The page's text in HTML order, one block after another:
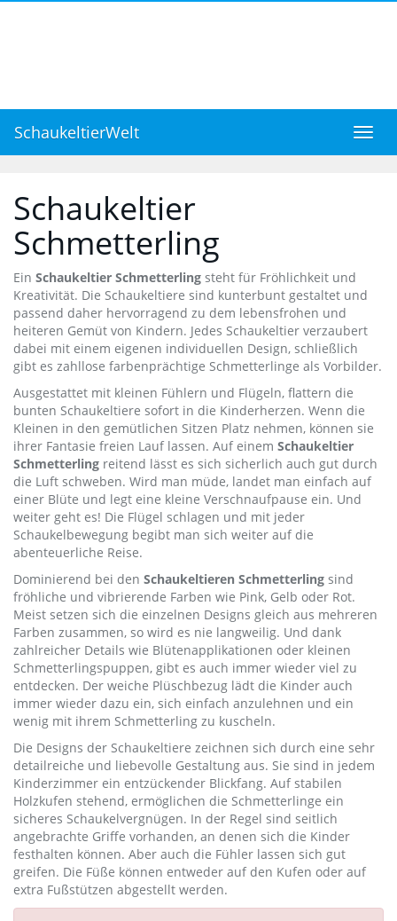
Skip
SchaukeltierWelt
Schaukeltier
Schmetterling
Ein Schaukeltier Schmetterling steht für Fröhlichkeit und
Kreativität. Die Schaukeltiere sind kunterbunt gestaltet und
passend daher hervorragend zu dem lebensfrohen und
heiteren Gemüt von Kindern. Jedes Schaukeltier verzaubert
dabei mit einem eigenen individuellen Design, schließlich
gibt es zahllose farbenprächtige Schmetterlinge als Vorbilder.
Ausgestattet mit kleinen Fühlern und Flügeln, flattern die
bunten Schaukeltiere sofort in die Kinderherzen. Wenn die
Kleinen in den gemütlichen Sitzen Platz nehmen, können sie
ihrer Fantasie freien Lauf lassen. Auf einem Schaukeltier
Schmetterling reitend lässt es sich sicherlich auch gut durch
die Luft schweben. Wird man müde, landet man einfach auf
einer Blüte und legt eine kleine Verschnaufpause ein. Und
weiter geht es! Die Flügel schlagen und mit jeder
Schaukelbewegung begibt man sich weiter auf die
abenteuerliche Reise.
Dominierend bei den Schaukeltieren Schmetterling sind
fröhliche und vibrierende Farben wie Pink, Gelb oder Rot.
Meist setzen sich die einzelnen Designs gleich aus mehreren
Farben zusammen, so wird es nie langweilig. Und dank
zahlreicher Details wie Blütenapplikationen oder kleinen
Schmetterlingspuppen, gibt es auch immer wieder viel zu
entdecken. Der weiche Plüschbezug lädt die Kinder auch
immer wieder dazu ein, sich einfach anzulehnen und ein
wenig mit ihrem Schmetterling zu kuscheln.
Die Designs der Schaukeltiere zeichnen sich durch eine sehr
detailreiche und liebevolle Gestaltung aus. Sie sind in jedem
Kinderzimmer ein entzückender Blickfang. Auf stabilen
Holzkufen stehend, ermöglichen die Schmetterlinge ein
sicheres Schaukelvergnügen. In der Regel sind seitlich
angebrachte Griffe vorhanden, an denen sich die Kinder
festhalten können. Aber auch die Fühler lassen sich gut
greifen. Die Füße können entweder auf den Kufen oder auf
extra Fußstützen abgestellt werden.